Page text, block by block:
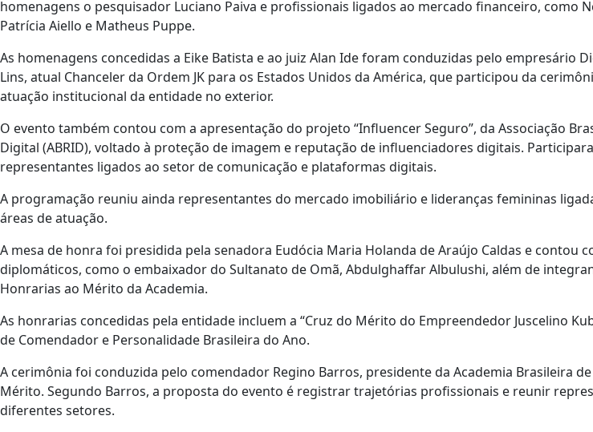
homenagens o pesquisador Luciano Paiva e profissionais ligados ao mercado financeiro, como
Patrícia Aiello e Matheus Puppe.
As homenagens concedidas a Eike Batista e ao juiz Alan Ide foram conduzidas pelo empresário
Lins, atual Chanceler da Ordem JK para os Estados Unidos da América, que participou da
atuação institucional da entidade no exterior.
O evento também contou com a apresentação do projeto “Influencer Seguro”, da Associação
Digital (ABRID), voltado à proteção de imagem e reputação de influenciadores digitais.
representantes ligados ao setor de comunicação e plataformas digitais.
A programação reuniu ainda representantes do mercado imobiliário e lideranças femininas
áreas de atuação.
A mesa de honra foi presidida pela senadora Eudócia Maria Holanda de Araújo Caldas e contou
diplomáticos, como o embaixador do Sultanato de Omã, Abdulghaffar Albulushi, além de
Honrarias ao Mérito da Academia.
As honrarias concedidas pela entidade incluem a “Cruz do Mérito do Empreendedor Juscelino
de Comendador e Personalidade Brasileira do Ano.
A cerimônia foi conduzida pelo comendador Regino Barros, presidente da Academia Brasileira
Mérito. Segundo Barros, a proposta do evento é registrar trajetórias profissionais e reunir
diferentes setores.